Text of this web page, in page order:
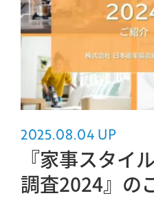
PERSON
CONTACT
2025.08.04 UP
『家事スタイ
調査2024』の